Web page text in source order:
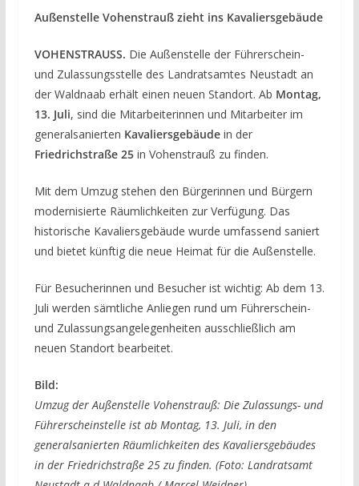
Außenstelle Vohenstrauß zieht ins Kavaliersgebäude
VOHENSTRAUSS. Die Außenstelle der Führerschein-
und Zulassungsstelle des Landratsamtes Neustadt an
der Waldnaab erhält einen neuen Standort. Ab Montag,
13. Juli, sind die Mitarbeiterinnen und Mitarbeiter im
generalsanierten Kavaliersgebäudein der
Friedrichstraße 25in Vohenstrauß zu finden.
Mit dem Umzug stehen den Bürgerinnen und Bürgern
modernisierte Räumlichkeiten zur Verfügung. Das
historische Kavaliersgebäude wurde umfassend saniert
und bietet künftig die neue Heimat für die Außenstelle.
Für Besucherinnen und Besucher ist wichtig: Ab dem 13.
Juli werden sämtliche Anliegen rund um Führerschein-
und Zulassungsangelegenheiten ausschließlich am
neuen Standort bearbeitet.
Bild:
Umzug der Außenstelle Vohenstrauß: Die Zulassungs- und
Führerscheinstelle ist ab Montag, 13. Juli, in den
generalsanierten Räumlichkeiten des Kavaliersgebäudes
in der Friedrichstraße 25 zu finden. (Foto: Landratsamt